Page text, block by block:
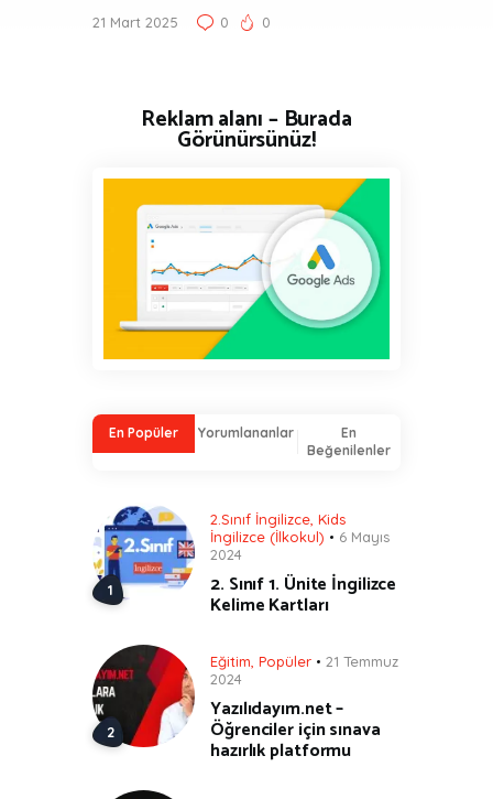
21 Mart 2025 0 0
Reklam alanı – Burada
Görünürsünüz!
En Popüler Yorumlananlar
En
Beğenilenler
2.Sınıf İngilizce Kids
İngilizce (İlkokul)
6 Mayıs
2024
2. Sınıf 1. Ünite İngilizce
Kelime Kartları
Eğitim Popüler
21 Temmuz
2024
Yazılıdayım.net –
Öğrenciler için sınava
hazırlık platformu